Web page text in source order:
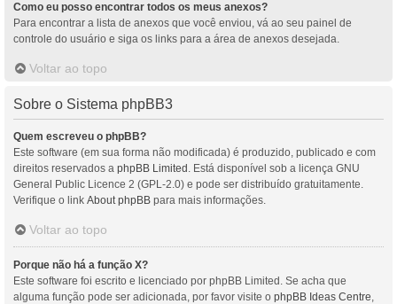
Como eu posso encontrar todos os meus anexos?
Para encontrar a lista de anexos que você enviou, vá ao seu painel de
controle do usuário e siga os links para a área de anexos desejada.
Voltar ao topo
Sobre o Sistema phpBB3
Quem escreveu o phpBB?
Este software (em sua forma não modificada) é produzido, publicado e com
direitos reservados a phpBB Limited . Está disponível sob a licença GNU
General Public Licence 2 (GPL-2.0) e pode ser distribuído gratuitamente.
Verifique o link About phpBB para mais informações.
Voltar ao topo
Porque não há a função X?
Este software foi escrito e licenciado por phpBB Limited. Se acha que
alguma função pode ser adicionada, por favor visite o phpBB Ideas Centre,